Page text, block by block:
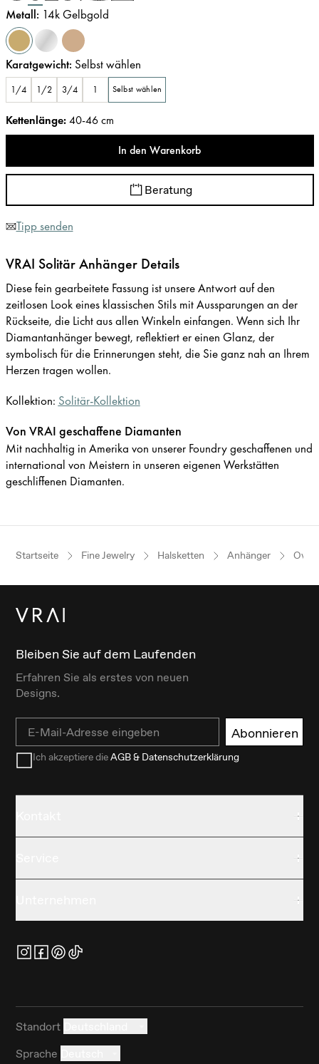
Metall: 14k Gelbgold
Karatgewicht: Selbst wählen
1/4 1/2 3/4 1 Selbst wählen
Kettenlänge:40-46 cm
In den Warenkorb
Beratung
Tipp senden
VRAI Solitär Anhänger Details
Diese fein gearbeitete Fassung ist unsere Antwort auf den
zeitlosen Look eines klassischen Stils mit Aussparungen an der
Rückseite, die Licht aus allen Winkeln einfangen. Wenn sich Ihr
Diamantanhänger bewegt, reflektiert er einen Glanz, der
symbolisch für die Erinnerungen steht, die Sie ganz nah an Ihrem
Herzen tragen wollen.
Kollektion: Solitär-Kollektion
Von VRAI geschaffene Diamanten
Mit nachhaltig in Amerika von unserer Foundry geschaffenen und
international von Meistern in unseren eigenen Werkstätten
geschliffenen Diamanten.
Startseite Fine Jewelry Halsketten Anhänger Oval
Bleiben Sie auf dem Laufenden
Erfahren Sie als erstes von neuen
Designs.
Email Abonnieren
Ich akzeptiere dieAGB & Datenschutzerklärung
Standort
Sprache